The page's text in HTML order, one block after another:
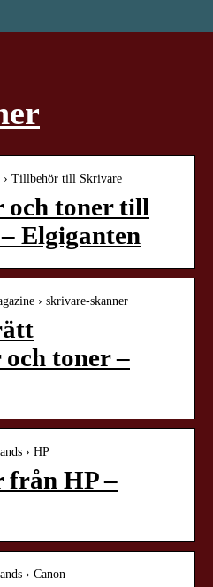
› Tillbehör till Skrivare
och toner till
Elgiganten
› skrivare-skanner
toner –
› HP
från HP –
› Canon